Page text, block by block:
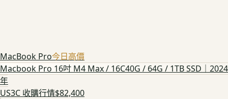
MacBook Pro今日高價
Macbook Pro 16吋 M4 Max / 16C40G / 64G / 1TB SSD｜2024
年
US3C 收購行情$82,400